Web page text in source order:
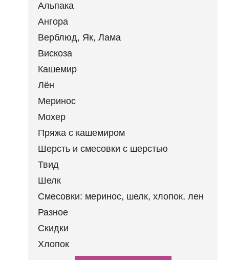
ЛЁН
ШЕЛК
СМЕСОВКИ:
СКИДКИ
Альпака
Ангора
Верблюд, Як, Лама
Вискоза
Кашемир
Лён
Меринос
Мохер
Пряжа с кашемиром
Шерсть и смесовки с шерстью
Твид
Шелк
Смесовки: меринос, шелк, хлопок, лен
Разное
Скидки
Хлопок